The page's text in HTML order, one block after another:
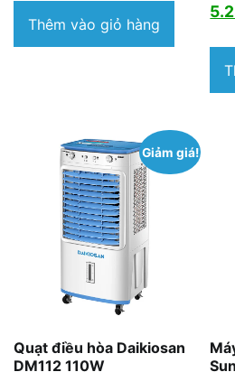
Thêm vào giỏ hàng
Giảm giá!
Quạt điều hòa Daikiosan
DM112 110W